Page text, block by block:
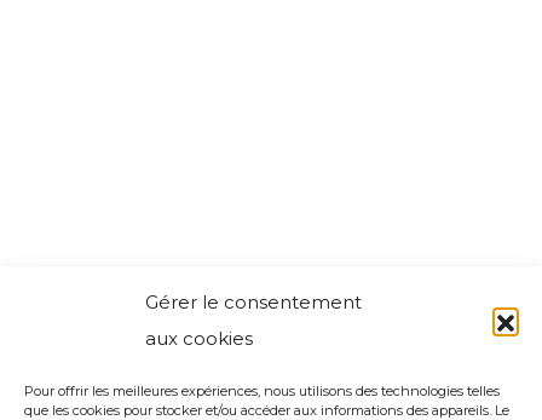
Gérer le consentement
aux cookies
Pour offrir les meilleures expériences, nous utilisons des technologies telles
que les cookies pour stocker et/ou accéder aux informations des appareils. Le